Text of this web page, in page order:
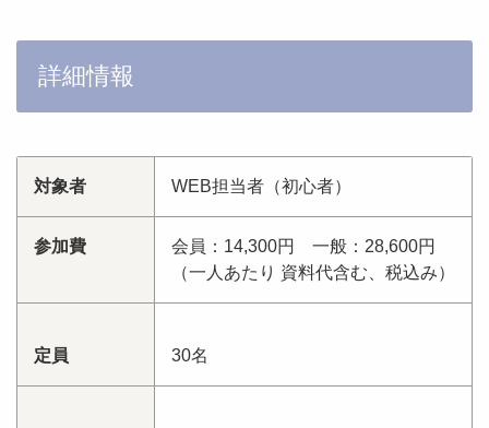
詳細情報
対象者 WEB担当者（初心者）
参加費
会員：14,300円 一般：28,600円
（一人あたり 資料代含む、税込み）
定員 30名